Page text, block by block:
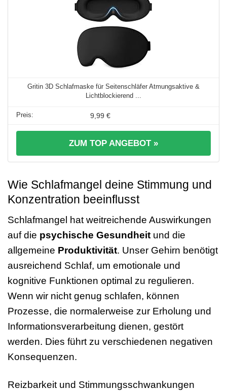
Gritin 3D Schlafmaske für Seitenschläfer Atmungsaktive &
Lichtblockierend ...
9,99 €
ZUM TOP ANGEBOT »
Wie Schlafmangel deine Stimmung und
Konzentration beeinflusst
Schlafmangel hat weitreichende Auswirkungen
auf die psychische Gesundheit und die
allgemeine Produktivität. Unser Gehirn benötigt
ausreichend Schlaf, um emotionale und
kognitive Funktionen optimal zu regulieren.
Wenn wir nicht genug schlafen, können
Prozesse, die normalerweise zur Erholung und
Informationsverarbeitung dienen, gestört
werden. Dies führt zu verschiedenen negativen
Konsequenzen.
Reizbarkeit und Stimmungsschwankungen